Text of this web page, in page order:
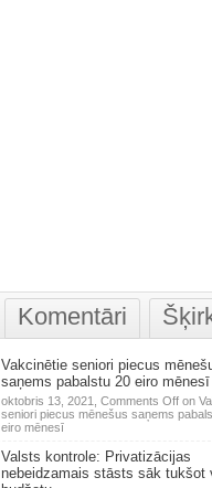
Komentāri
Vakcinētie seniori piecus
saņems pabalstu 20 eiro mēnesī
oktobris 13, 2021, Comments Offon
seniori piecus mēnešus saņems
eiro mēnesī
Valsts kontrole: Privatizācijas
nebeidzamais stāsts sāk tukšot